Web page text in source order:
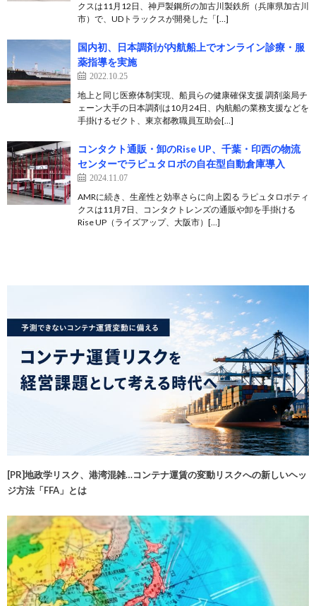
クスは11月12日、神戸製鋼所の加古川製鉄所（兵庫県加古川
市）で、UDトラックスが開発した「[…]
国内初、日本調剤が内航船上でオンライン診療・服
薬指導を実施
2022.10.25
地上と同じ医療体制実現、船員らの健康確保支援 ​調剤薬局チ
ェーン大手の日本調剤は10月24日、内航船の業務支援などを
手掛けるゼクト、東京都教職員互助会[…]
コンタクト通販・卸のRise UP、千葉・印西の物流
センターでラピュタロボの自在型自動倉庫導入
2024.11.07
AMRに続き、生産性と効率さらに向上図る ラピュタロボティ
クスは11月7日、コンタクトレンズの通販や卸を手掛ける
Rise UP（ライズアップ、大阪市）[…]
[PR]地政学リスク、港湾混雑…コンテナ運賃の変動リスクへの新しいヘッ
ジ方法「FFA」とは